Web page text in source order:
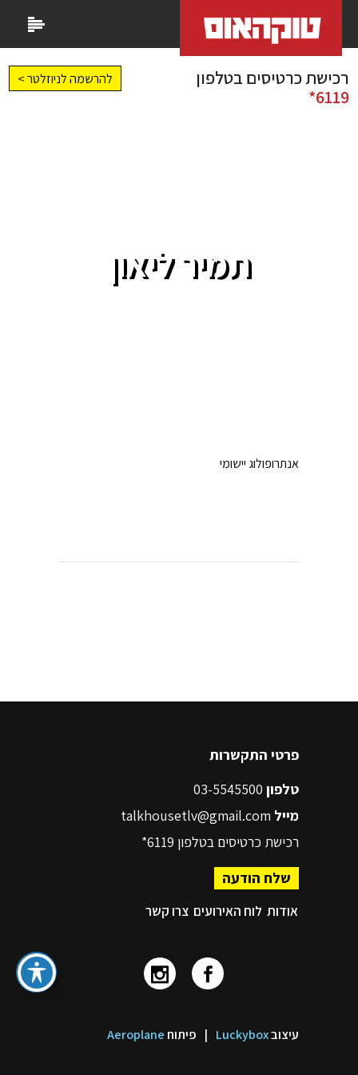
רכישת כרטיסים בטלפון
6119*
להרשמה לניוזלטר >
תמיר ליאון
אנתרופולוג יישומי
פרטי התקשרות
טלפון
מייל talkhousetlv@gmail.com
רכישת כרטיסים בטלפון 6119*
שלח הודעה
אודות לוח האירועים צרו קשר
עיצובLuckybox
| פיתוח Aeroplane